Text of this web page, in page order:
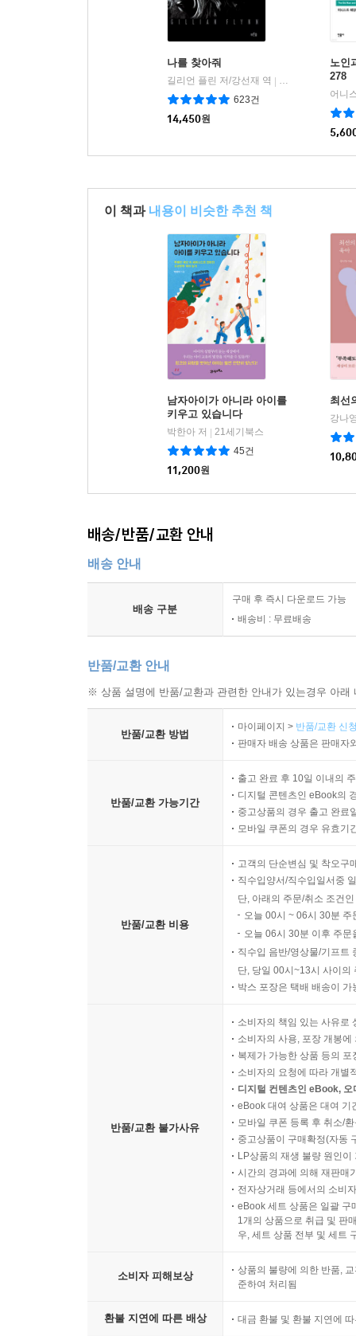
만들어내면서 모든 타인에게 악의를 가져요. 그
아이와 직면하는 얘기라는 점에서 이 소설이 되게
Q 4. 최근 몇 년 사이에 범죄와 범죄 심리를 소재
금태섭_ 법조인으로서 당연히 흥미롭고요. 특히
인간의 본성을 성찰할 수 있는 기회를 많이 갖게
넓어지기도 하고요. 그러다 보니 나와 다른 생각,
전 세계의 찬사
진짜 물건이 나타났다! 길리언 플린은 예리하고
다른 말이 필요 없다. 범죄소설을 읽으려면 길리
《나를 찾아줘》에서 독자를 쥐락펴락했던 플린
얼음을 깨는 정처럼 날카롭고 대단히 은밀하다.
결말을 알고도 다시 읽게 만드는 수수께끼 같은 책!
알프레드 히치콕에 버금가는 반전의 연속! _〈피플
길리언 플린은 우리가 한 번도 본 적 없는 악역을
누구라도 그녀가 창조한 광인을 사랑하게 될 것이
나를 찾아줘
길리언 플린 저/강선재 역
푸른숲
623건
14,450원
노인
278
이 책과 내용이 비슷한 추천 책
남자아이가 아니라 아이를
키우고 있습니다
박한아 저
21세기북스
45건
11,200원
최선
강나
배송/반품/교환 안내
배송 안내
배송 구분
구매 후 즉시 다운로드 가능
배송비 : 무료배송
반품/교환 안내
※ 상품 설명에 반품/교환과 관련한 안내가 있는경우 아
반품/교환 방법
마이페이지 > 반품/교환 신
판매자 배송 상품은 판매자
반품/교환 가능기간
출고 완료 후 10일 이내의
디지털 콘텐츠인 eBook의
중고상품의 경우 출고 완료
모바일 쿠폰의 경우 유효기
반품/교환 비용
고객의 단순변심 및 착오구
직수입양서/직수입일서중
단, 아래의 주문/취소 조건
오늘 00시 ~ 06시 30분
오늘 06시 30분 이후 주
직수입 음반/영상물/기프트
단, 당일 00시~13시 사이의
박스 포장은 택배 배송이
반품/교환 불가사유
소비자의 책임 있는 사유로
소비자의 사용, 포장 개봉
복제가 가능한 상품 등의
소비자의 요청에 따라 개별
디지털 컨텐츠인 eBook,
eBook 대여 상품은 대여 기
모바일 쿠폰 등록 후 취소/
중고상품이 구매확정(자동
LP상품의 재생 불량 원인
시간의 경과에 의해 재판매
전자상거래 등에서의 소비
eBook 세트 상품은 일괄 구
1개의 상품으로 취급 및 판
우, 세트 상품 전부 및 세트
소비자 피해보상
상품의 불량에 의한 반품,
준하여 처리됨
환불 지연에 따른 배상 대금 환불 및 환불 지연에